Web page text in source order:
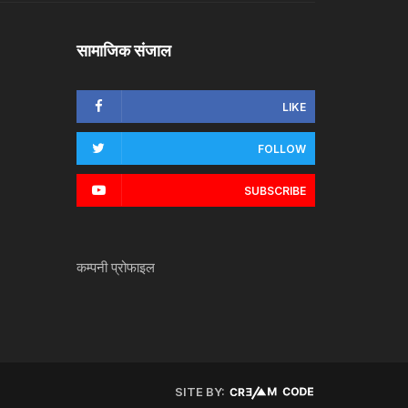
सामाजिक संजाल
LIKE
FOLLOW
SUBSCRIBE
कम्पनी प्रोफाइल
SITE BY: